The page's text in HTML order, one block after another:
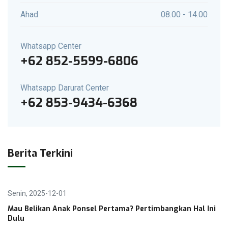
Ahad 08.00 - 14.00
Whatsapp Center
+62 852-5599-6806
Whatsapp Darurat Center
+62 853-9434-6368
Berita Terkini
Senin, 2025-12-01
Mau Belikan Anak Ponsel Pertama? Pertimbangkan Hal Ini
Dulu